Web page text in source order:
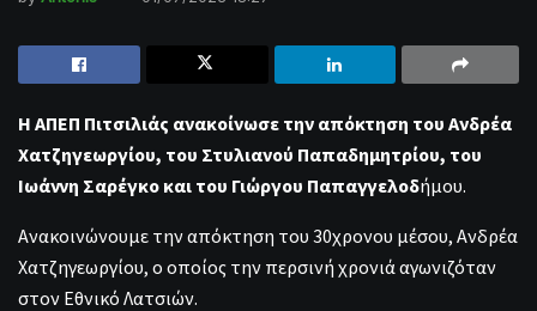
Η ΑΠΕΠ Πιτσιλιάς ανακοίνωσε την απόκτηση του Ανδρέα
Χατζηγεωργίου, του Στυλιανού Παπαδημητρίου, του
Ιωάννη Σαρέγκο και του Γιώργου Παπαγγελοδήμου.
Ανακοινώνουμε την απόκτηση του 30χρονου μέσου, Ανδρέα
Χατζηγεωργίου, ο οποίος την περσινή χρονιά αγωνιζόταν
στον Εθνικό Λατσιών.